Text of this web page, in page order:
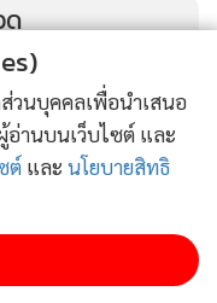
ด
วนบุคคลเพื่อนำเสนอ
านบนเว็บไซต์ และ
ต์ และ นโยบายสิทธิ